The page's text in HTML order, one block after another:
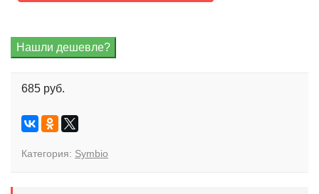
685 руб.
Категория: Symbio